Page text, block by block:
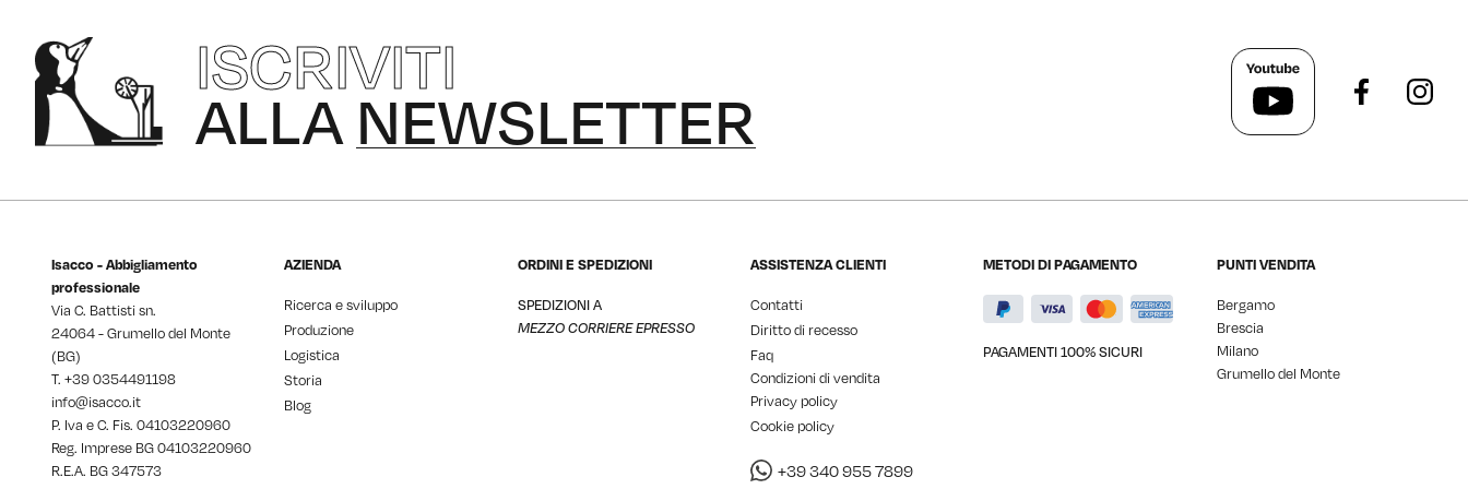
ISCRIVITI
ALLA NEWSLETTER
Isacco - Abbigliamento
professionale
Via C. Battisti sn.
24064 - Grumello del Monte
(BG)
T. +390354491198
info@isacco.it
P. Iva e C. Fis. 04103220960
Reg. Imprese BG 04103220960
R.E.A. BG 347573
AZIENDA
Ricerca e sviluppo
Produzione
Logistica
Storia
Blog
ORDINI E SPEDIZIONI
SPEDIZIONI A
MEZZO CORRIERE EPRESSO
ASSISTENZA CLIENTI
Contatti
Diritto di recesso
Faq
Condizioni di vendita
Privacy policy
Cookie policy
+39 340 955 7899
METODI DI PAGAMENTO
PAGAMENTI 100% SICURI
PUNTI VENDITA
Bergamo
Brescia
Milano
Grumello del Monte